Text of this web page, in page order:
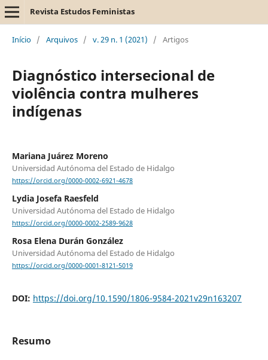
Revista Estudos Feministas
Início / Arquivos / v. 29 n. 1 (2021) / Artigos
Diagnóstico intersecional de
violência contra mulheres
indígenas
Mariana Juárez Moreno
Universidad Autónoma del Estado de Hidalgo
https://orcid.org/0000-0002-6921-4678
Lydia Josefa Raesfeld
Universidad Autónoma del Estado de Hidalgo
https://orcid.org/0000-0002-2589-9628
Rosa Elena Durán González
Universidad Autónoma del Estado de Hidalgo
https://orcid.org/0000-0001-8121-5019
DOI: https://doi.org/10.1590/1806-9584-2021v29n163207
Resumo